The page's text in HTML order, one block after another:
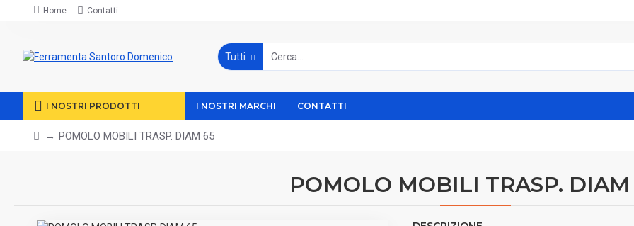
Home Contatti
Tutti
I NOSTRI PRODOTTI I NOSTRI MARCHI CONTATTI
POMOLO MOBILI TRASP. DIAM 65
POMOLO MOBILI TRASP.